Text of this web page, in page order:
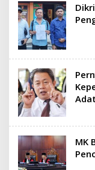
MK